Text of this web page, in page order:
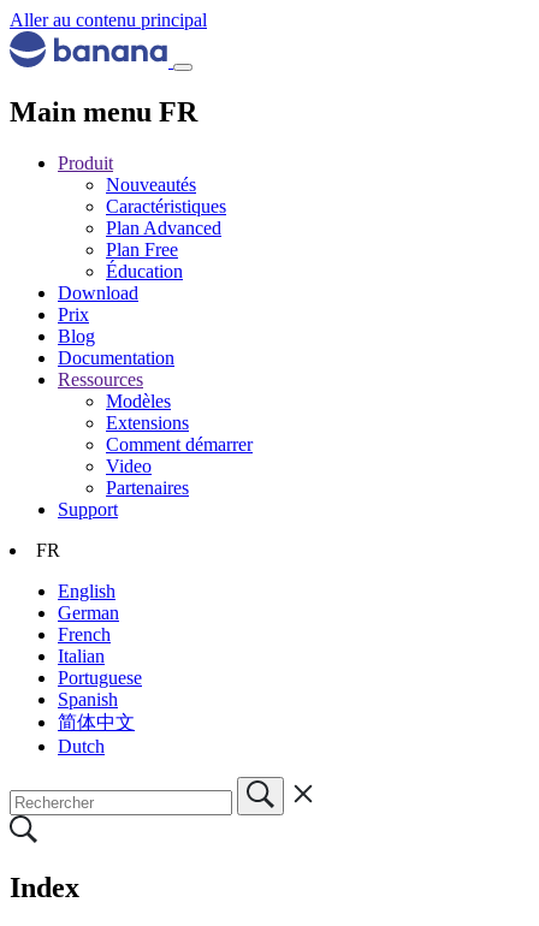
Aller au contenu principal
Main menu FR
Produit
Nouveautés
Caractéristiques
Plan Advanced
Plan Free
Éducation
Download
Prix
Blog
Documentation
Ressources
Modèles
Extensions
Comment démarrer
Video
Partenaires
Support
FR
English
German
French
Italian
Portuguese
Spanish
简体中文
Dutch
Index